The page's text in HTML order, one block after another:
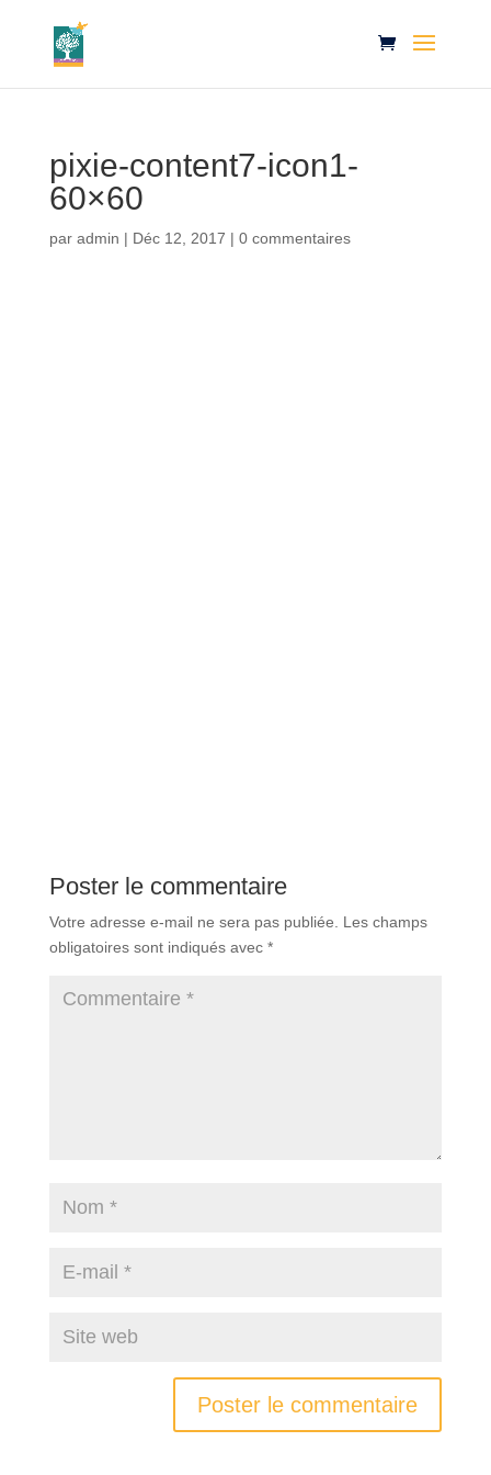
pixie-content7-icon1-
60×60
par admin | Déc 12, 2017 | 0 commentaires
Poster le commentaire
Votre adresse e-mail ne sera pas publiée. Les champs
obligatoires sont indiqués avec *